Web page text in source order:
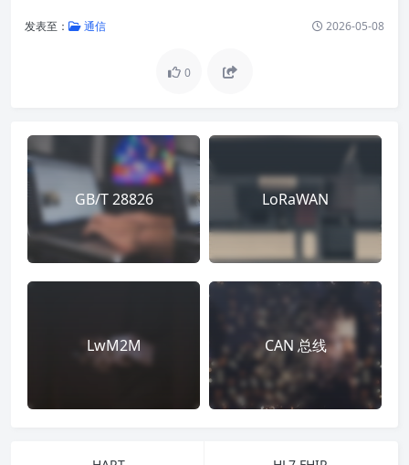
发表至： 通信 2026-05-08
0
GB/T 28826 LoRaWAN
LwM2M CAN 总线